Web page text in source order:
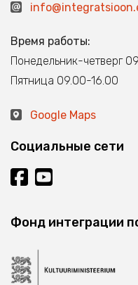
Время работы:
Понедельник-четверг
Пятница 09.00-16.00
Google Maps
Социальные сети
Фонд интеграции